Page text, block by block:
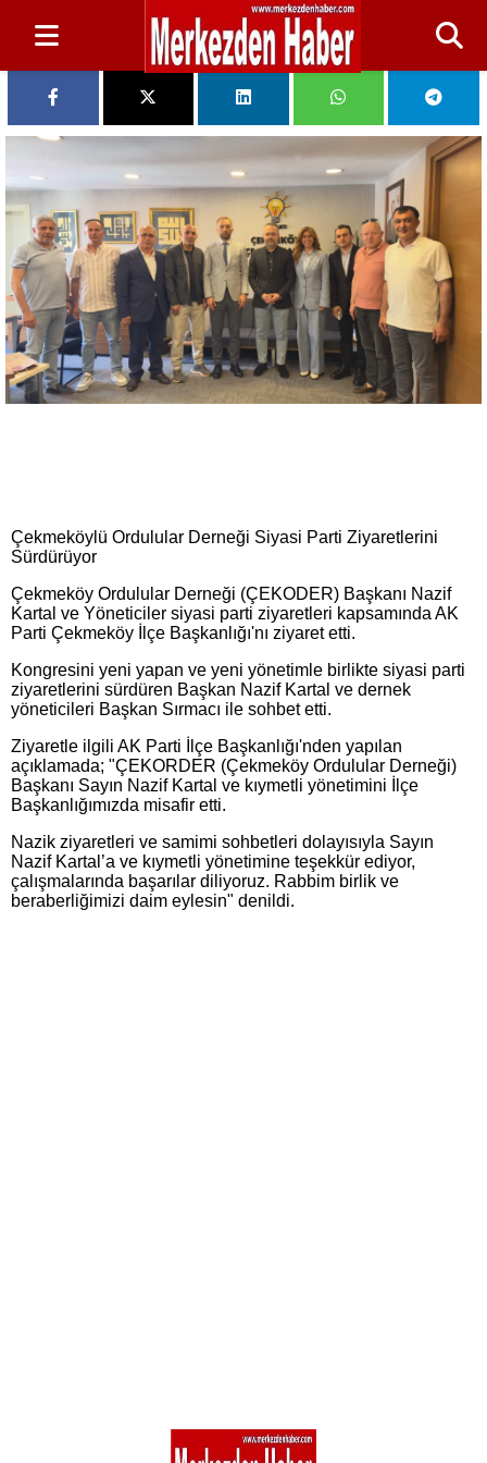
Çekmeköylü Ordulular Derneği Siyasi Parti Ziyaretlerini
Sürdürüyor
Çekmeköy Ordulular Derneği (ÇEKODER) Başkanı Nazif
Kartal ve Yöneticiler siyasi parti ziyaretleri kapsamında AK
Parti Çekmeköy İlçe Başkanlığı'nı ziyaret etti.
Kongresini yeni yapan ve yeni yönetimle birlikte siyasi parti
ziyaretlerini sürdüren Başkan Nazif Kartal ve dernek
yöneticileri Başkan Sırmacı ile sohbet etti.
Ziyaretle ilgili AK Parti İlçe Başkanlığı'nden yapılan
açıklamada; "ÇEKORDER (Çekmeköy Ordulular Derneği)
Başkanı Sayın Nazif Kartal ve kıymetli yönetimini İlçe
Başkanlığımızda misafir etti.
Nazik ziyaretleri ve samimi sohbetleri dolayısıyla Sayın
Nazif Kartal’a ve kıymetli yönetimine teşekkür ediyor,
çalışmalarında başarılar diliyoruz. Rabbim birlik ve
beraberliğimizi daim eylesin" denildi.